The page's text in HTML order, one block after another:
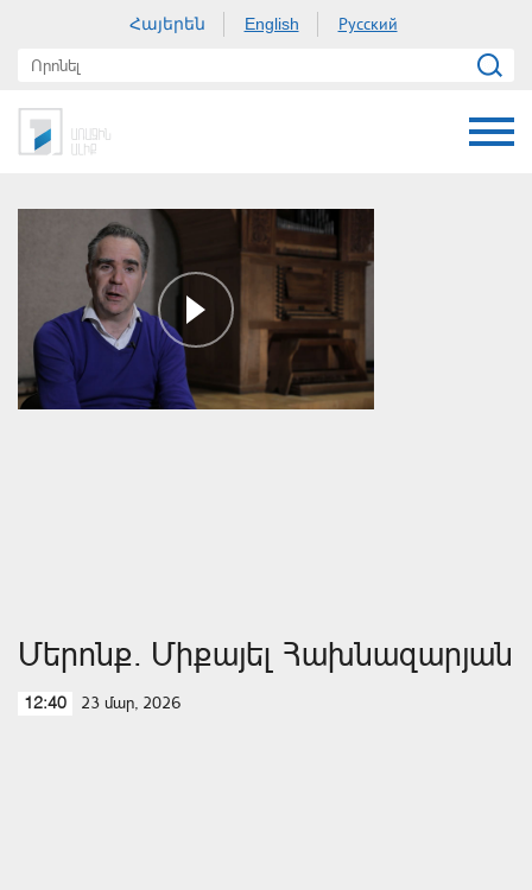
Հայերեն English Русский
Մերոնք. Միքայել Հախնազարյան
12:40 23 մար, 2026